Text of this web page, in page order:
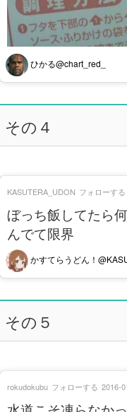
ひかる@chart_red_
その４
ぼっち飯してたら
んでて限界
かすてらうどん！
KASUTERA_UDON フォローする
その５
rokudokubu フォローする 2016-